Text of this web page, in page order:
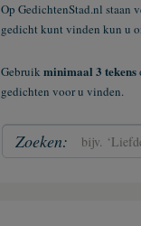
Op GedichtenStad.nl staan
gedicht kunt vinden kun u
Gebruik minimaal 3 tekens
gedichten voor u vinden.
Zoeken: